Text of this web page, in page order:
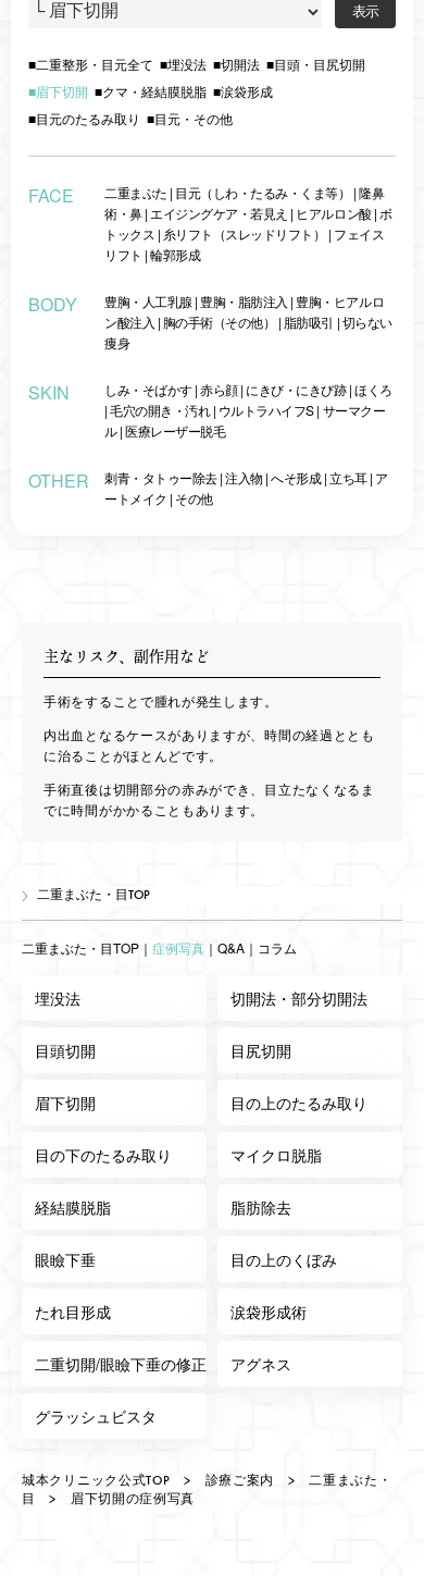
二重整形・目元全て 埋没法 切開法
目頭・目尻切開
眉下切開
クマ・経結膜脱脂
涙袋形成
目元のたるみ取り
目元・その他
FACE 二重まぶた | 目元（しわ・たるみ・くま等） |隆鼻
術・鼻| エイジングケア・若見え | ヒアルロン酸 | ボ
トックス | 糸リフト（スレッドリフト） | フェイス
リフト |輪郭形成
BODY 豊胸・人工乳腺 | 豊胸・脂肪注入 | 豊胸・ヒアルロ
ン酸注入 | 胸の手術（その他） | 脂肪吸引 |切らない
痩身
SKIN しみ・そばかす|赤ら顔| にきび・にきび跡|ほくろ
|毛穴の開き・汚れ| ウルトラハイフS| サーマクー
ル|医療レーザー脱毛
OTHER 刺青・タトゥー除去|注入物 |へそ形成|立ち耳| ア
ートメイク | その他
主なリスク、副作用など
手術をすることで腫れが発生します。
内出血となるケースがありますが、時間の経過ととも
に治ることがほとんどです。
手術直後は切開部分の赤みができ、目立たなくなるま
でに時間がかかることもあります。
二重まぶた・目TOP
二重まぶた・目TOP ｜ 症例写真 ｜ Q&A ｜ コラム
埋没法 切開法・部分切開法
目頭切開 目尻切開
眉下切開 目の上のたるみ取り
目の下のたるみ取り マイクロ脱脂
経結膜脱脂 脂肪除去
眼瞼下垂 目の上のくぼみ
たれ目形成 涙袋形成術
二重切開/眼瞼下垂の修正 アグネス
グラッシュビスタ
城本クリニック公式TOP > 診療ご案内 >二重まぶた・
目
> 眉下切開の症例写真